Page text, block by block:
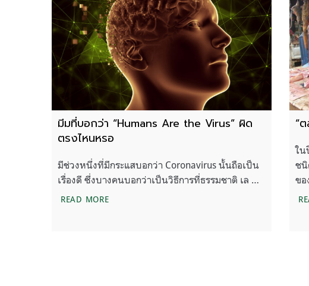
มีมที่บอกว่า “Humans Are the Virus” ผิด
ตรงไหนหรอ
มีช่วงหนึ่งที่มีกระแสบอกว่า Coronavirus นั้นถือเป็น
เรื่องดี ซึ่งบางคนบอกว่าเป็นวิธีการที่ธรรมชาติ เล …
READ MOREมีมที่บอกว่า “HUMANS ARE THE VIRUS” ผิดตรงไหน
“
ใน
ชนิ
ขอ